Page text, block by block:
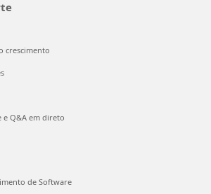
crescimento
e Q&A em direto
de Software